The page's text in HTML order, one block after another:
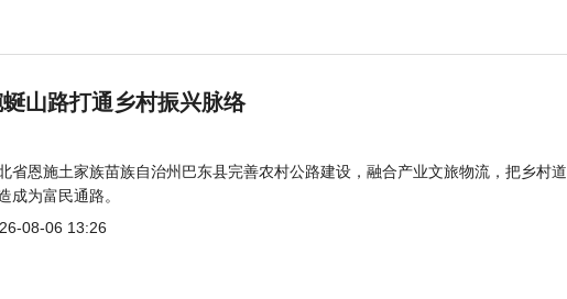
山路打通乡村振兴脉络
省恩施土家族苗族自治州巴东县完善农村公路建设，融合产业文旅物流，把乡村
成为富民通路。
08-06 13:26